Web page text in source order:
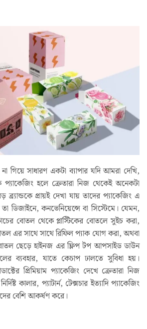
গিয়ে সাধারণ একটা ব্যাপার যদি আমরা দেখি,
হলে ক্রেতারা নিজ থেকেই অনেকটা
ব্র‍্যান্ডকে প্রায়ই দেখা যায় তাদের প্যাকেজিং এ
ডিজাইনে, কনভেনিয়েন্সে বা সিস্টেমে। যেমন,
বোতল থেকে প্লাস্টিকের বোতলে সুইচ করা,
এর সাথে সাথে রিফিল প্যাক যোগ করা, অথবা
ছেড়ে হাইনজ এর ফ্লিপ টপ আপসাইড ডাউন
ব্যবহার, যাতে কেচাপ ঢালতে সুবিধা হয়।
প্রিমিয়াম প্যাকেজিং দেখে ক্রেতারা নিজ
কালার, প্যাটার্ন, টেক্সচার ইত্যাদি প্যাকেজিং
বেশি আকর্ষণ করে।